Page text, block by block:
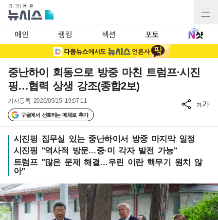
메인 랭킹 섹션 포토
중난하이 회동으로 방중 마친 트럼프·시진
핑…협력 상생 강조(종합2보)
기사등록 2026/05/15 19:07:11
구글에서 선호하는 매체로 추가
가가
시진핑 집무실 있는 중난하이서 방중 마지막 일정
시진핑 "역사적 방문…중·미 각자 발전 가능"
트럼프 "많은 문제 해결…우린 이란 핵무기 원치 않
아"